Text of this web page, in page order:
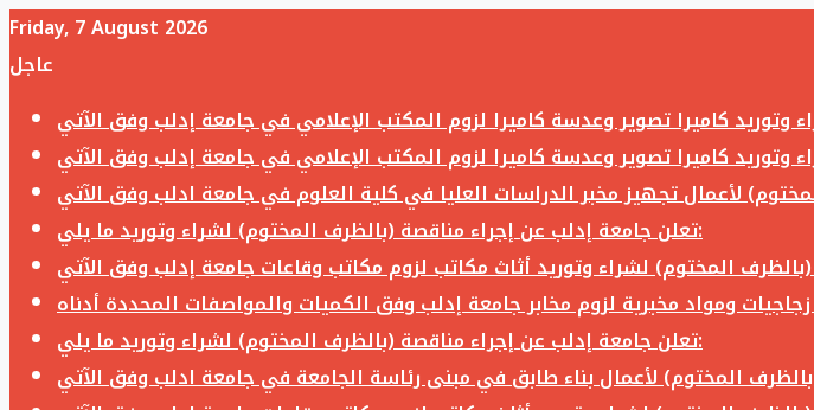
Friday, 7 August 2026
عاجل
تعلن جامعة إدلب عن إجراء مناقصة (بالظرف المختوم) لشراء وتوريد ما يلي:
تعلن جامعة إدلب عن إجراء مناقصة (بالظرف المختوم) لشراء وتوريد ما يلي: